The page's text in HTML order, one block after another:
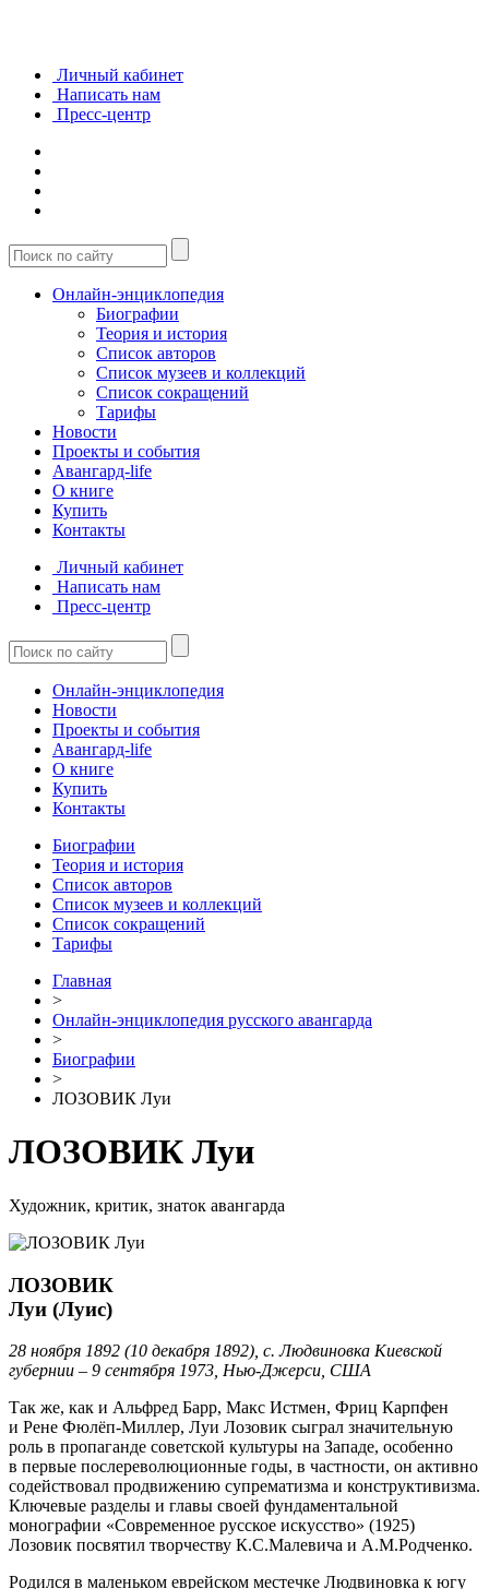
Личный кабинет
Написать нам
Пресс-центр
Онлайн-энциклопедия
Биографии
Теория и история
Список авторов
Список музеев и коллекций
Список сокращений
Тарифы
Новости
Проекты и события
Авангард-life
О книге
Купить
Контакты
Личный кабинет
Написать нам
Пресс-центр
Онлайн-энциклопедия
Новости
Проекты и события
Авангард-life
О книге
Купить
Контакты
Биографии
Теория и история
Список авторов
Список музеев и коллекций
Список сокращений
Тарифы
Главная
>
Онлайн-энциклопедия русского авангарда
>
Биографии
>
ЛОЗОВИК Луи
ЛОЗОВИК Луи
Художник, критик, знаток авангарда
ЛОЗОВИК
Луи (Луис)
28 ноября 1892 (10 декабря 1892), с. Людвиновка Киевской
губернии – 9 сентября 1973, Нью-Джерси, США
Так же, как и Альфред Барр, Макс Истмен, Фриц Карпфен
и Рене Фюлёп-Миллер, Луи Лозовик сыграл значительную
роль в пропаганде советской культуры на Западе, особенно
в первые послереволюционные годы, в частности, он активно
содействовал продвижению супрематизма и конструктивизма.
Ключевые разделы и главы своей фундаментальной
монографии «Современное русское искусство» (1925)
Лозовик посвятил творчеству К.С.Малевича и А.М.Родченко.
Родился в маленьком еврейском местечке Людвиновка к югу